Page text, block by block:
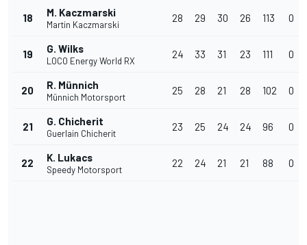
18 M. Kaczmarski
Martin Kaczmarski
28 29 30 26 113 0
19 G. Wilks
LOCO Energy World RX
24 33 31 23 111 0
20 R. Münnich
Münnich Motorsport
25 28 21 28 102 0
21 G. Chicherit
Guerlain Chicherit
23 25 24 24 96 0
22 K. Lukacs
Speedy Motorsport
22 24 21 21 88 0